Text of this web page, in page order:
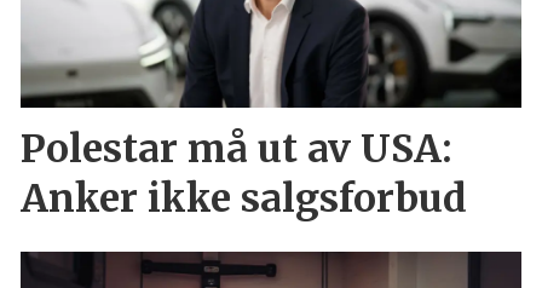
Polestar må ut av USA:
Anker ikke salgsforbud